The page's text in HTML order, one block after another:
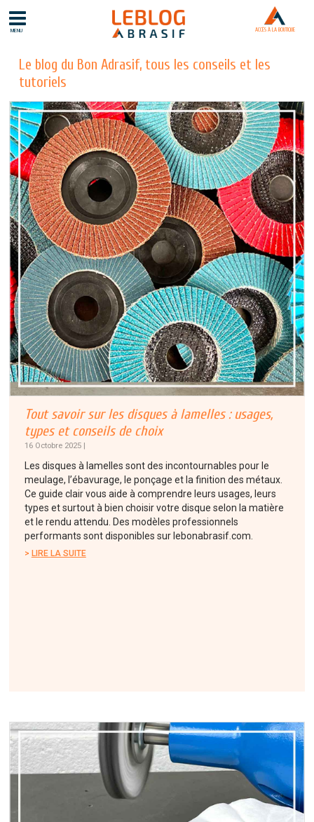
MENU ACCÈS À LA BOUTIQUE
Le blog du Bon Adrasif, tous les conseils et les
tutoriels
Tout savoir sur les disques à lamelles : usages,
types et conseils de choix
16 Octobre 2025 |
Les disques à lamelles sont des incontournables pour le
meulage, l’ébavurage, le ponçage et la finition des métaux.
Ce guide clair vous aide à comprendre leurs usages, leurs
types et surtout à bien choisir votre disque selon la matière
et le rendu attendu. Des modèles professionnels
performants sont disponibles sur lebonabrasif.com.
LIRE LA SUITE